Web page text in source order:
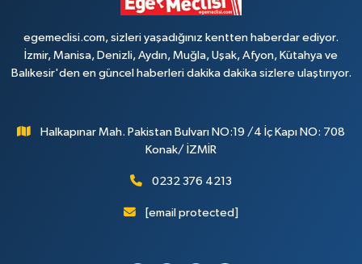
egemeclisi.com, sizleri yaşadığınız kentten haberdar ediyor.
İzmir, Manisa, Denizli, Aydın, Muğla, Uşak, Afyon, Kütahya ve
Balıkesir'den en güncel haberleri dakika dakika sizlere ulaştırıyor.
Halkapınar Mah. Pakistan Bulvarı NO:19 /4 İç Kapı NO: 708
Konak/ İZMİR
0232 376 4213
[email protected]